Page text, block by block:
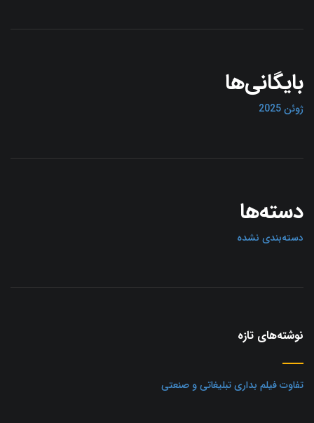
بایگانی‌ها
ژوئن 2025
دسته‌ها
دسته‌بندی نشده
نوشته‌های تازه
تفاوت فیلم بداری تبلیغاتی و صنعتی